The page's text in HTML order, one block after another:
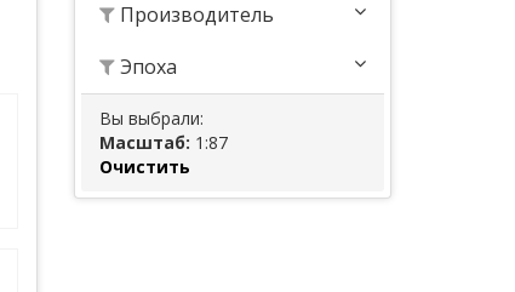
Производитель
Эпоха
Вы выбрали:
Масштаб: 1:87
Очистить